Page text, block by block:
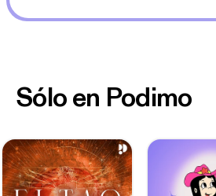
Sólo en Podimo